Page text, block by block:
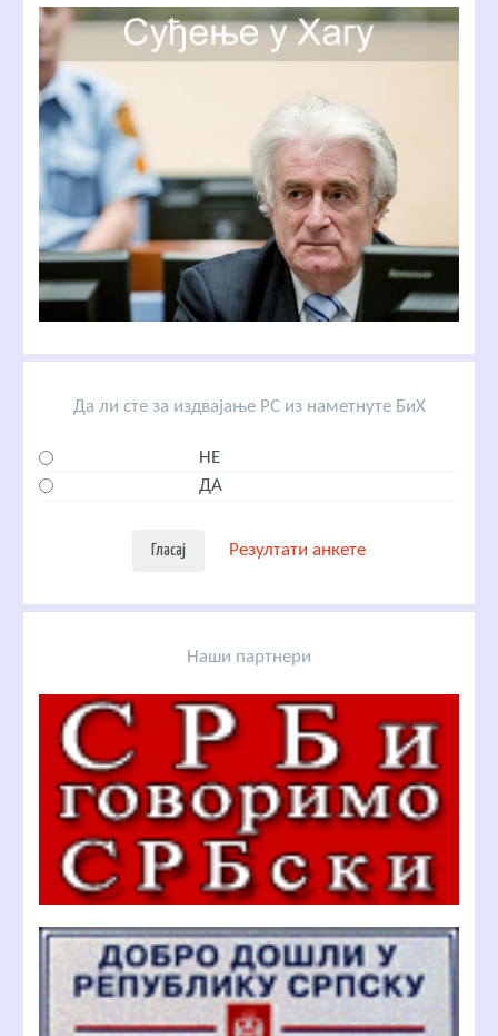
Да ли сте за издвајање РС из наметнуте БиХ
НЕ
ДА
Резултати анкете
Наши партнери